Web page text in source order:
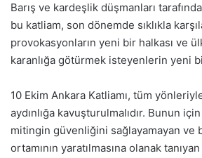
Barış ve kardeşlik düşmanları
bu katliam, son dönemde sıklıkla
provokasyonların yeni bir halkası ve
karanlığa götürmek isteyenlerin yeni
10 Ekim Ankara Katliamı, tüm
aydınlığa kavuşturulmalıdır. Bunun
mitingin güvenliğini sağlayamayan ve
ortamının yaratılmasına olanak